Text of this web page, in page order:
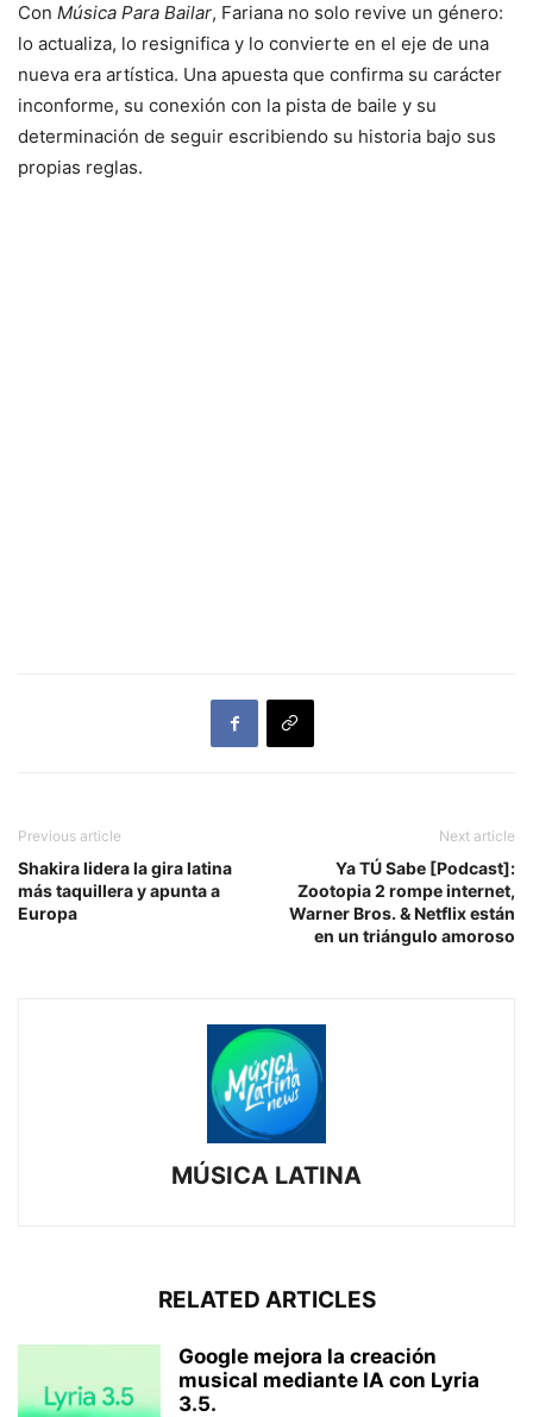
Con Música Para Bailar, Fariana no solo revive un género:
lo actualiza, lo resignifica y lo convierte en el eje de una
nueva era artística. Una apuesta que confirma su carácter
inconforme, su conexión con la pista de baile y su
determinación de seguir escribiendo su historia bajo sus
propias reglas.
Previous article
Shakira lidera la gira latina
más taquillera y apunta a
Europa
Next article
Ya TÚ Sabe [Podcast]:
Zootopia 2 rompe internet,
Warner Bros. & Netflix están
en un triángulo amoroso
MÚSICA LATINA
RELATED ARTICLES
Google mejora la creación
musical mediante IA con Lyria
3.5.